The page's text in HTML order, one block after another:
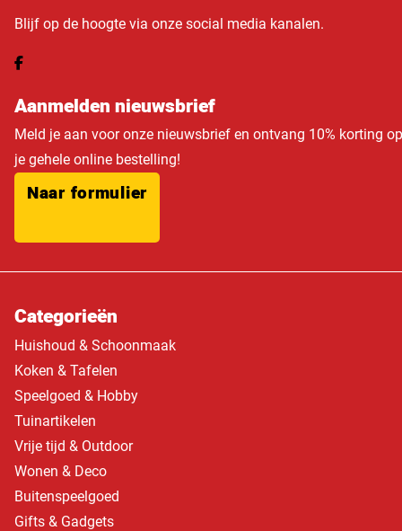
Blijf op de hoogte via onze social media kanalen.
Aanmelden nieuwsbrief
Meld je aan voor onze nieuwsbrief en ontvang 10% korting op
je gehele online bestelling!
Naar formulier
Categorieën
Huishoud & Schoonmaak
Koken & Tafelen
Speelgoed & Hobby
Tuinartikelen
Vrije tijd & Outdoor
Wonen & Deco
Buitenspeelgoed
Gifts & Gadgets